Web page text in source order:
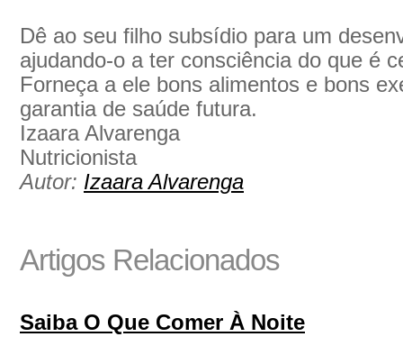
Dê ao seu filho subsídio para um
ajudando-o a ter consciência do que é
Forneça a ele bons alimentos e bons
garantia de saúde futura.
Izaara Alvarenga
Nutricionista
Autor: Izaara Alvarenga
Artigos Relacionados
Saiba O Que Comer À Noite